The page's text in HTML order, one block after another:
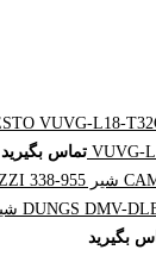
VUVG- تماس بگیرید
شیر CAMOZZI 338-955
بگیرید